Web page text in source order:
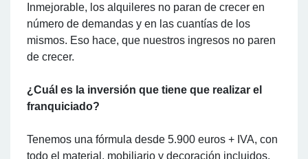
Inmejorable, los alquileres no paran de crecer en
número de demandas y en las cuantías de los
mismos. Eso hace, que nuestros ingresos no paren
de crecer.
¿Cuál es la inversión que tiene que realizar el
franquiciado?
Tenemos una fórmula desde 5.900 euros + IVA, con
todo el material, mobiliario y decoración incluidos.